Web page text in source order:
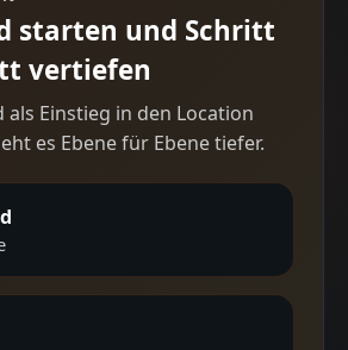
starten und Schritt
vertiefen
als Einstieg in den Location
es Ebene für Ebene tiefer.